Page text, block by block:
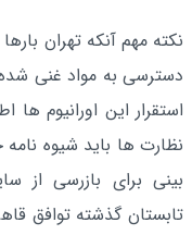
نکته مهم آنکه تهران
دسترسی به مواد غنی
استقرار این اورانیوم
نظارت ها باید شیوه
بینی برای بازرسی از
تابستان گذشته توافق